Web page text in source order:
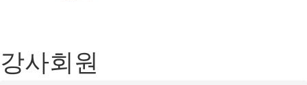
강사회원